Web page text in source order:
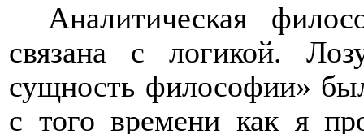
Аналитическая
связана с логикой.
сущность философии»
с того времени как я